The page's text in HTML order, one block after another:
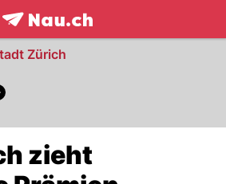
frontpage.NAU.ch
Zürich
zieht